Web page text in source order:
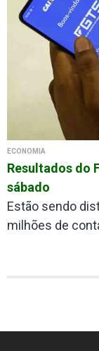
ECONOMIA
Resultados do
sábado
Estão sendo
milhões de